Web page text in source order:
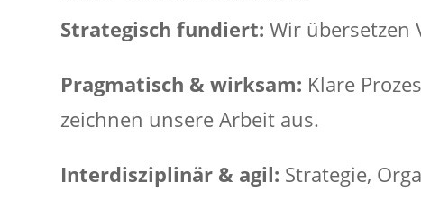
Strategisch fundiert: Wir übersetzen
Pragmatisch & wirksam: Klare
zeichnen unsere Arbeit aus.
Interdisziplinär & agil: Strategie,